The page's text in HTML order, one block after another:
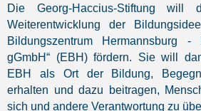
Die Georg-Haccius-Stiftung will
Weiterentwicklung der
Bildungszentrum Hermannsburg -
gGmbH“ (EBH) fördern. Sie will
EBH als Ort der Bildung,
erhalten und dazu beitragen,
sich und andere Verantwortung zu